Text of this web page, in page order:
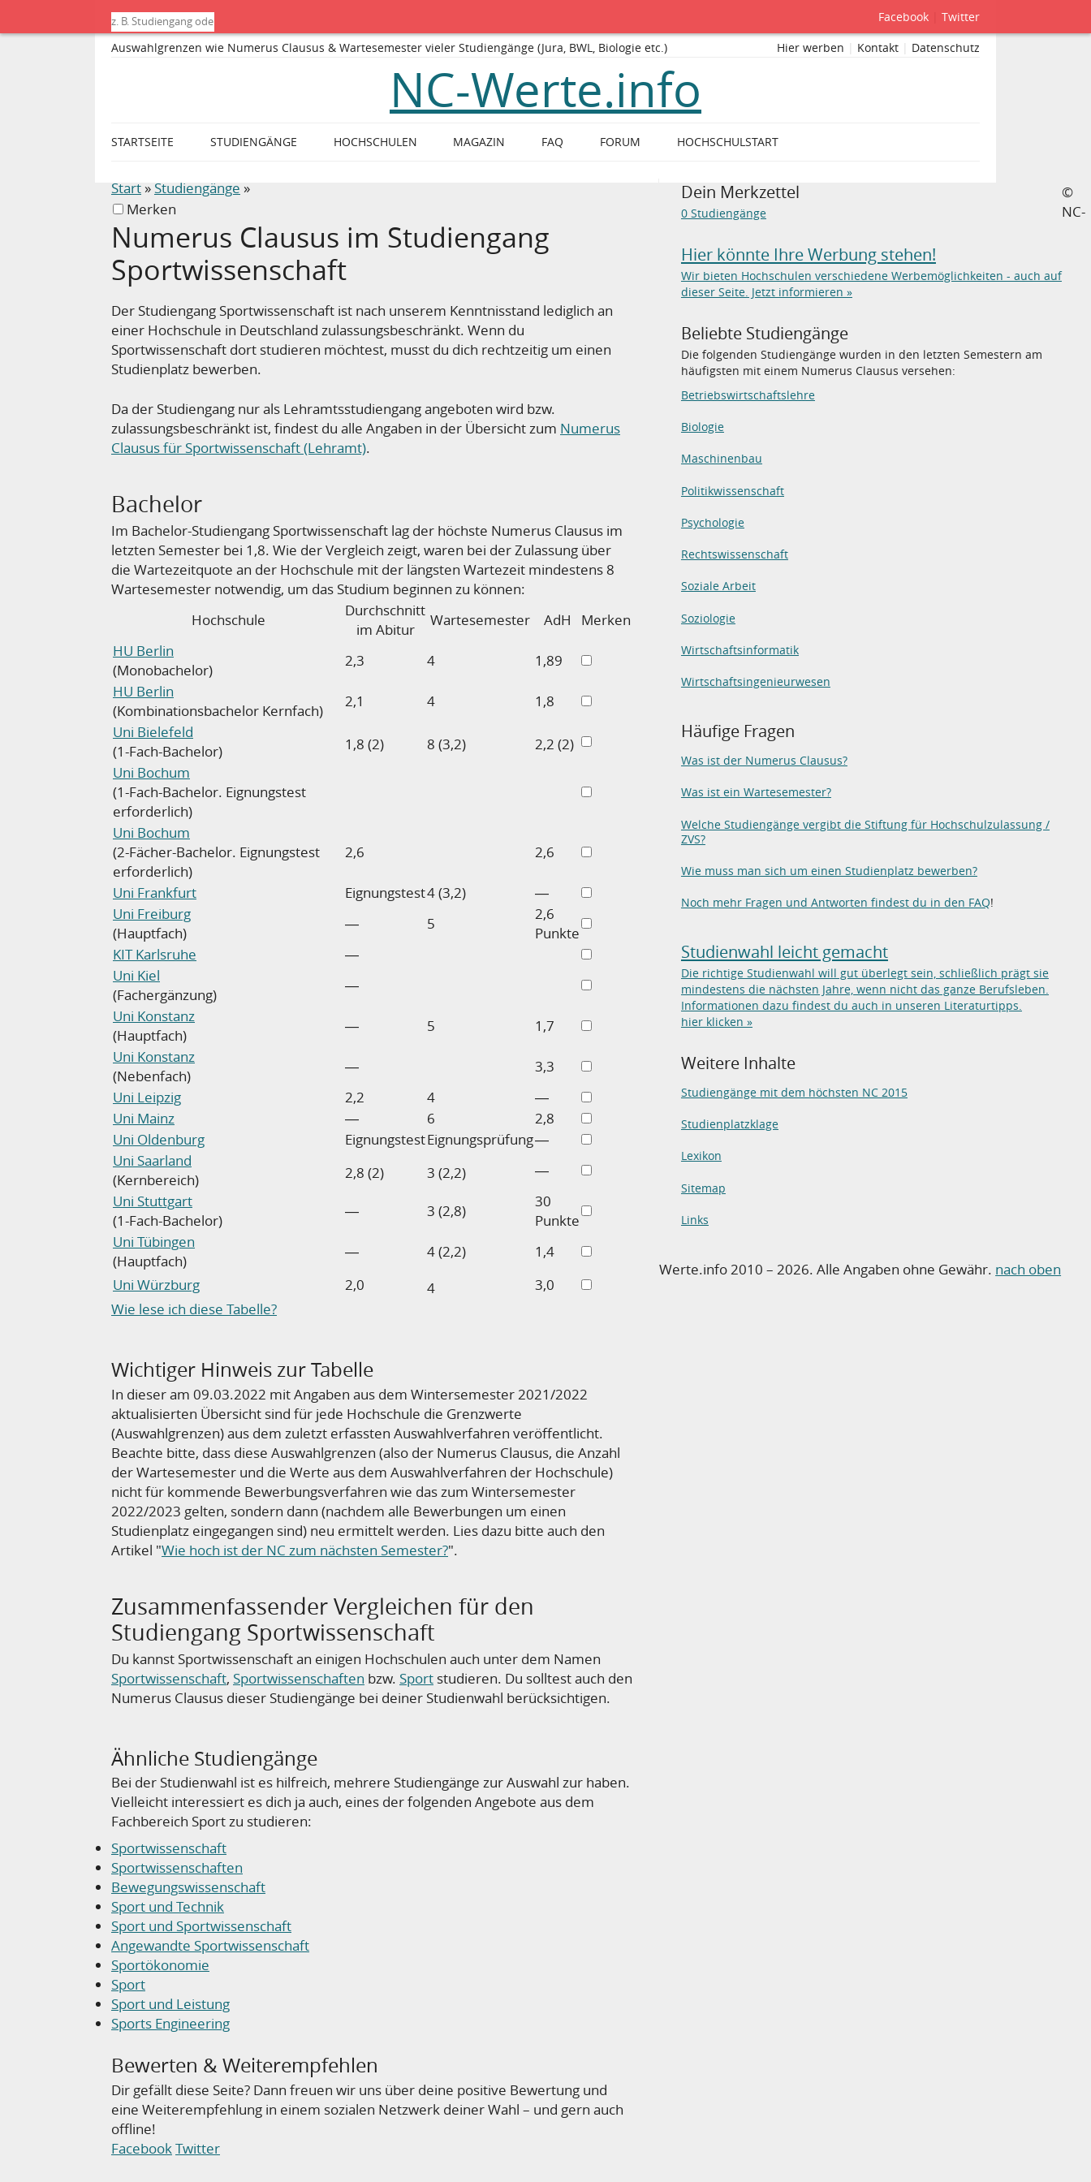
Start»Studiengänge »
Merken
Numerus Clausus im Studiengang
Sportwissenschaft
Der Studiengang Sportwissenschaft ist nach unserem Kenntnisstand lediglich an
einer Hochschule in Deutschland zulassungsbeschränkt. Wenn du
Sportwissenschaft dort studieren möchtest, musst du dich rechtzeitig um einen
Studienplatz bewerben.
Da der Studiengang nur als Lehramtsstudiengang angeboten wird bzw.
zulassungsbeschränkt ist, findest du alle Angaben in der Übersicht zum Numerus
Clausus für Sportwissenschaft (Lehramt).
Bachelor
Im Bachelor-Studiengang Sportwissenschaft lag der höchste Numerus Clausus im
letzten Semester bei 1,8. Wie der Vergleich zeigt, waren bei der Zulassung über
die Wartezeitquote an der Hochschule mit der längsten Wartezeit mindestens 8
Wartesemester notwendig, um das Studium beginnen zu können:
Hochschule
Durchschnitt
im Abitur
Wartesemester AdH
Merken
HU Berlin
(Monobachelor)
2,3 4
1,89
HU Berlin
(Kombinationsbachelor Kernfach)
2,1 4
1,8
Uni Bielefeld
(1-Fach-Bachelor)
1,8 (2) 8 (3,2)
2,2 (2)
Uni Bochum
(1-Fach-Bachelor. Eignungstest
erforderlich)
Uni Bochum
(2-Fächer-Bachelor. Eignungstest
erforderlich)
2,6 2,6
Uni Frankfurt Eignungstest4 (3,2)
―
Uni Freiburg
(Hauptfach)
― 5
2,6
Punkte
KIT Karlsruhe
―
Uni Kiel
(Fachergänzung)
―
Uni Konstanz
(Hauptfach)
― 5
1,7
Uni Konstanz
(Nebenfach)
―
3,3
Uni Leipzig
2,2 4
―
Uni Mainz
― 6
2,8
Uni Oldenburg
EignungstestEignungsprüfung―
Uni Saarland
(Kernbereich)
2,8 (2) 3 (2,2)
―
Uni Stuttgart
(1-Fach-Bachelor)
― 3 (2,8)
30
Punkte
Uni Tübingen
(Hauptfach)
― 4 (2,2)
1,4
Uni Würzburg
2,0 4
3,0
Wie lese ich diese Tabelle?
Wichtiger Hinweis zur Tabelle
In dieser am 09.03.2022 mit Angaben aus dem Wintersemester 2021/2022
aktualisierten Übersicht sind für jede Hochschule die Grenzwerte
(Auswahlgrenzen) aus dem zuletzt erfassten Auswahlverfahren veröffentlicht.
Beachte bitte, dass diese Auswahlgrenzen (also der Numerus Clausus, die Anzahl
der Wartesemester und die Werte aus dem Auswahlverfahren der Hochschule)
nichtfür kommende Bewerbungsverfahren wie das zum Wintersemester
2022/2023 gelten, sondern dann (nachdem alle Bewerbungen um einen
Studienplatz eingegangen sind) neu ermittelt werden. Lies dazu bitte auch den
Artikel "Wie hoch ist der NC zum nächsten Semester?".
Zusammenfassender Vergleichen für den
Studiengang Sportwissenschaft
Du kannst Sportwissenschaft an einigen Hochschulen auch unter dem Namen
Sportwissenschaft, Sportwissenschaften bzw. Sport studieren. Du solltest auch den
Numerus Clausus dieser Studiengänge bei deiner Studienwahl berücksichtigen.
Ähnliche Studiengänge
Bei der Studienwahl ist es hilfreich, mehrere Studiengänge zur Auswahl zur haben.
Vielleicht interessiert es dich ja auch, eines der folgenden Angebote aus dem
Fachbereich Sport zu studieren:
Sportwissenschaft
Sportwissenschaften
Bewegungswissenschaft
Sport und Technik
Sport und Sportwissenschaft
Angewandte Sportwissenschaft
Sportökonomie
Sport
Sport und Leistung
Sports Engineering
Bewerten & Weiterempfehlen
Dir gefällt diese Seite? Dann freuen wir uns über deine positive Bewertung und
eine Weiterempfehlung in einem sozialen Netzwerk deiner Wahl – und gern auch
offline!
FacebookTwitter
Dein Merkzettel
0 Studiengänge
Hier könnte Ihre Werbung stehen!
Wir bieten Hochschulen verschiedene Werbemöglichkeiten - auch auf
dieser Seite. Jetzt informieren »
Beliebte Studiengänge
Die folgenden Studiengänge wurden in den letzten Semestern am
häufigsten mit einem Numerus Clausus versehen:
Betriebswirtschaftslehre
Biologie
Maschinenbau
Politikwissenschaft
Psychologie
Rechtswissenschaft
Soziale Arbeit
Soziologie
Wirtschaftsinformatik
Wirtschaftsingenieurwesen
Häufige Fragen
Was ist der Numerus Clausus?
Was ist ein Wartesemester?
Welche Studiengänge vergibt die Stiftung für Hochschulzulassung /
ZVS?
Wie muss man sich um einen Studienplatz bewerben?
Noch mehr Fragen und Antworten findest du in den FAQ!
Studienwahl leicht gemacht
Die richtige Studienwahl will gut überlegt sein, schließlich prägt sie
mindestens die nächsten Jahre, wenn nicht das ganze Berufsleben.
Informationen dazu findest du auch in unseren Literaturtipps.
hier klicken »
Weitere Inhalte
Studiengänge mit dem höchsten NC 2015
Studienplatzklage
Lexikon
Sitemap
Links
©
NC-
Werte.info 2010 – 2026. Alle Angaben ohne Gewähr. nach oben
Facebook Twitter
Auswahlgrenzen wie Numerus Clausus & Wartesemester vieler Studiengänge (Jura, BWL, Biologie etc.) Hier werben Kontakt Datenschutz
NC-Werte.info
STARTSEITE STUDIENGÄNGE HOCHSCHULEN MAGAZIN FAQ FORUM HOCHSCHULSTART